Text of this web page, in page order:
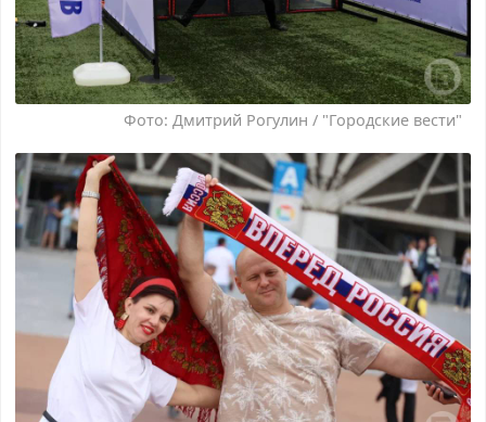
Фото: Дмитрий Рогулин / "Городские вести"